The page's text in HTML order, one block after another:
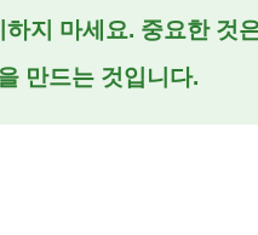
지 마세요. 중요한 것
만드는 것입니다.